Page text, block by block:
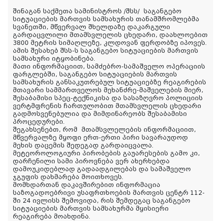
შინაგან საქმეთა სამინისტროს /შსს/ საგანგებო
სიტუაციების მართვის სამსახურის თანამშრომლებმა
სვანეთში, მწვერვალ შხელდაზე დაკარგული
გარდაცვლილი მთამსვლელის ცხედარი, დაახლოებით
3800 მეტრის სიმაღლეზე, კლდოვან ფერდობზე იპოვეს.
ამის შესახებ შსს-ს საგანგებო სიტუაციების მართვის
სამსახური იტყობინება.
მათი ინფორმაციით, სამძებრო-სამაშველო ოპერაციის
ფარგლებში, საგანგებო სიტუაციების მართვის
სამსახურის განსაკუთრებულ სიტუაციებზე რეაგირების
მთავარი სამმართველოს მეხანძრე-მაშველების მიერ,
შესაბამისი სპეც-ტექნიკისა და სასაზღვრო პოლიციის
ვერტმფრენის ჩართულობით მთამსვლელის ცხედარი
გადმოსვენებულია და მიმდინარეობს შესაბამისი
პროცედურები.
შეგახსენებთ, რომ მთამსვლელების ინფორმაციით,
მწვერვალზე მყოფი ერთ-ერთი პირი სავარაუდოდ
მეხის დაცემის შედეგად გარდაიცვალა.
მეტეოროლოგიური პირობების გაუარესების გამო კი,
დარჩენილი სამი პიროვნება ვერ ახერხებდა
დამოუკიდებლად გადაადგილებას და სამაშველო
ჯგუფის დახმარება მოითხოვეს.
მომხდართან დაკავშირებით ინფორმაცია
საზოგადოებრივი უსაფრთხოების მართვის ცენტრ 112-
ში 24 ივლისს შემოვიდა, რის შემდეგაც საგანგებო
სიტუაციების მართვის სამსახურმა მყისიერი
რეაგირება მოახდინა.